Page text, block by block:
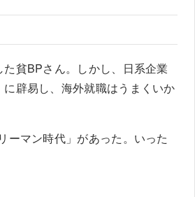
貧BPさん。しかし、日系企業
辟易し、海外就職はうまくいか
ーマン時代」があった。いった